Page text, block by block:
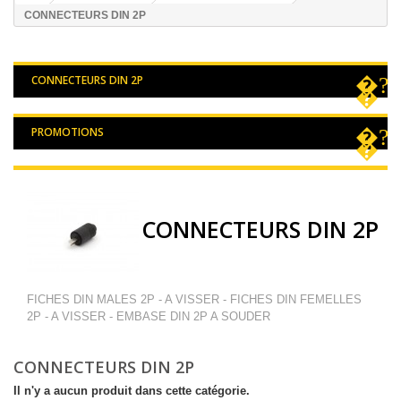
CONNECTEURS DIN 2P
CONNECTEURS DIN 2P
PROMOTIONS
CONNECTEURS DIN 2P
FICHES DIN MALES 2P - A VISSER - FICHES DIN FEMELLES
2P - A VISSER - EMBASE DIN 2P A SOUDER
CONNECTEURS DIN 2P
Il n'y a aucun produit dans cette catégorie.